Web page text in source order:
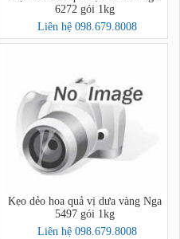
6272 gói 1kg
Liên hệ 098.679.8008
Kẹo dẻo hoa quả vị dưa vàng Nga
5497 gói 1kg
Liên hệ 098.679.8008